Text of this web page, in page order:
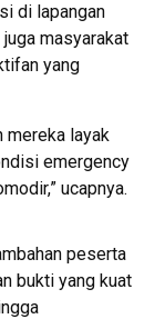
di lapangan
masyarakat
yang
mereka layak
emergency
ucapnya.
peserta
bukti yang kuat